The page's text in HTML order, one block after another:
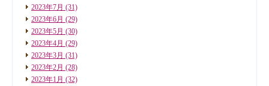
2023年7月 (31)
2023年6月 (29)
2023年5月 (30)
2023年4月 (29)
2023年3月 (31)
2023年2月 (28)
2023年1月 (32)